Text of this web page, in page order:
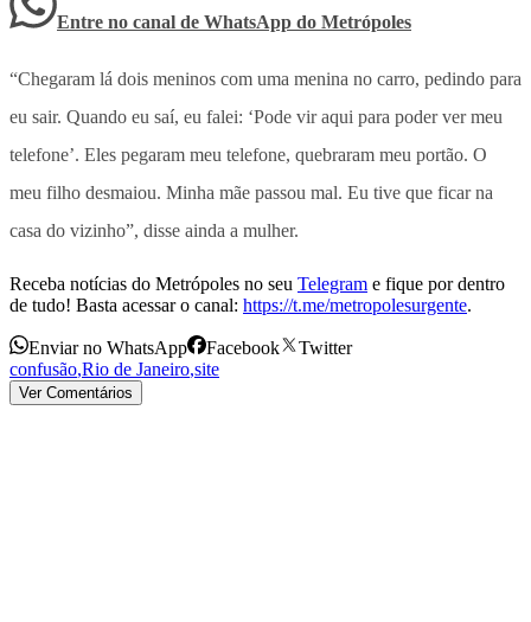
Entre no canal de WhatsApp do Metrópoles
“Chegaram lá dois meninos com uma menina no carro, pedindo para
eu sair. Quando eu saí, eu falei: ‘Pode vir aqui para poder ver meu
telefone’. Eles pegaram meu telefone, quebraram meu portão. O
meu filho desmaiou. Minha mãe passou mal. Eu tive que ficar na
casa do vizinho”, disse ainda a mulher.
Receba notícias do Metrópoles no seu Telegram e fique por dentro
de tudo! Basta acessar o canal: https://t.me/metropolesurgente.
Enviar no WhatsApp Facebook
Twitter
confusão,Rio de Janeiro,site
Ver Comentários